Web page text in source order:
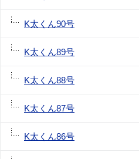
K太くん90号
K太くん89号
K太くん88号
K太くん87号
K太くん86号